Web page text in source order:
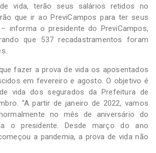
vida, terão seus salários retidos no
que ir ao PreviCampos para ter seus
informa o presidente do PreviCampos,
que 537 recadastramentos foram
fazer a prova de vida os aposentados
em fevereiro e agosto. O objetivo é
vida dos segurados da Prefeitura de
“A partir de janeiro de 2022, vamos
no mês de aniversário do
o presidente. Desde março do ano
a pandemia, a prova de vida não